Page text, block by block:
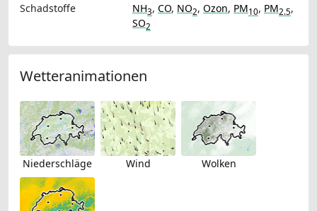
Schadstoffe
NH3, CO, NO2, Ozon, PM10, PM2.5,
SO2
Wetteranimationen
Niederschläge Wind Wolken